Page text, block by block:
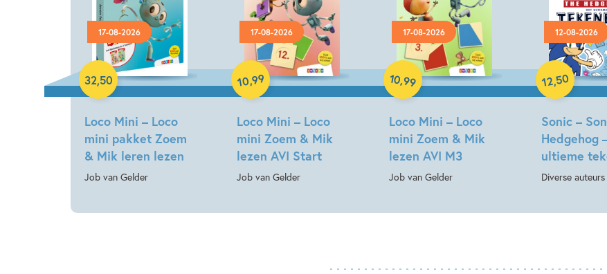
17-08-2026
Loco Mini – Loco
mini pakket Zoem
& Mik leren lezen
Job van Gelder
32,50
Paperback
17-08-2026
Loco Mini – Loco
mini Zoem & Mik
lezen AVI Start
Job van Gelder
10,99
Paperback
17-08-2026
Loco Mini – Loco
mini Zoem & Mik
lezen AVI M3
Job van Gelder
10,99
Paperback
12-08-2026
Sonic –
Hedgehog
ultieme
Diverse auteurs
12,50
Paperback